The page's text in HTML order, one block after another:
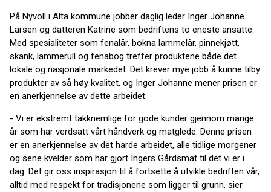
På Nyvoll i Alta kommune jobber daglig leder Inger Johanne
Larsen og datteren Katrine som bedriftens to eneste ansatte.
Med spesialiteter som fenalår, bokna lammelår, pinnekjøtt,
skank, lammerull og fenabog treffer produktene både det
lokale og nasjonale markedet. Det krever mye jobb å kunne tilby
produkter av så høy kvalitet, og Inger Johanne mener prisen er
en anerkjennelse av dette arbeidet:
- Vi er ekstremt takknemlige for gode kunder gjennom mange
år som har verdsatt vårt håndverk og matglede. Denne prisen
er en anerkjennelse av det harde arbeidet, alle tidlige morgener
og sene kvelder som har gjort Ingers Gårdsmat til det vi er i
dag. Det gir oss inspirasjon til å fortsette å utvikle bedriften vår,
alltid med respekt for tradisjonene som ligger til grunn, sier